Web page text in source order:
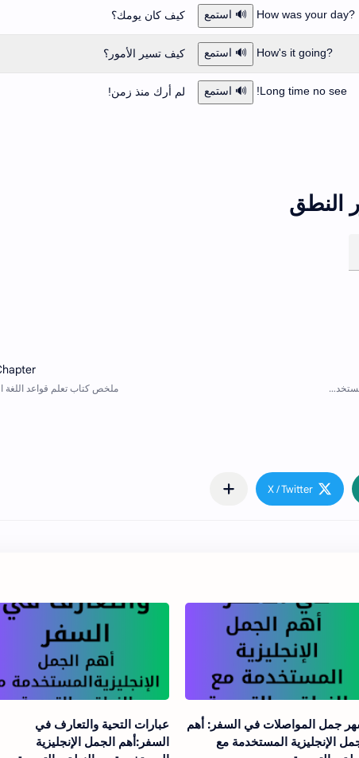
?How was your day 🔊 استمع كيف كان يومك؟
?How's it going 🔊 استمع كيف تسير الأمور؟
Long time no see! 🔊 استمع لم أرك منذ زمن!
النطق
جمل المواصلات في السفر: أهم
الإنجليزية المستخدمة مع
عبارات التحية والتعارف في
السفر:أهم الجمل الإنجليزية